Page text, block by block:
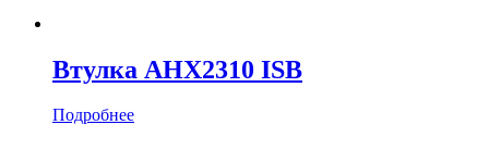
Втулка AHX2310 ISB
Подробнее